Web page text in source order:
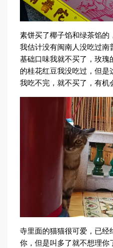
素饼买了椰子馅和绿茶馅的
我估计没有闽南人没吃过南
基础口味我就不买了，玫瑰
的桂花红豆我没吃过，但是
我吃不完，就不买了，有机
寺里面的猫猫很可爱，已经
你，但是叫多了就不想理你